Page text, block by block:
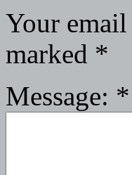
Your
marked *
Message: *